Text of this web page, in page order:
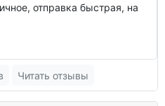
отправка быстрая, на
Читать отзывы